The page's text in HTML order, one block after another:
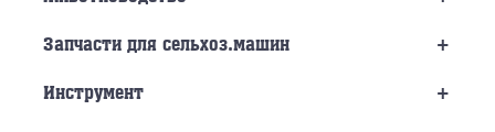
+
Запчасти для сельхоз.машин
+
Инструмент